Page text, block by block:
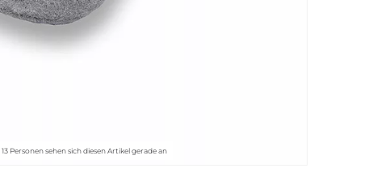
13 Personen sehen sich diesen Artikel gerade an